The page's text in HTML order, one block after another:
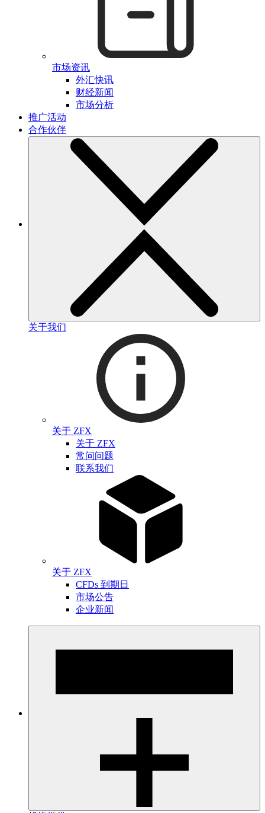
市场资讯
外汇快讯
财经新闻
市场分析
推广活动
合作伙伴
关于我们
关于 ZFX
关于 ZFX
常问问题
联系我们
关于 ZFX
CFDs 到期日
市场公告
企业新闻